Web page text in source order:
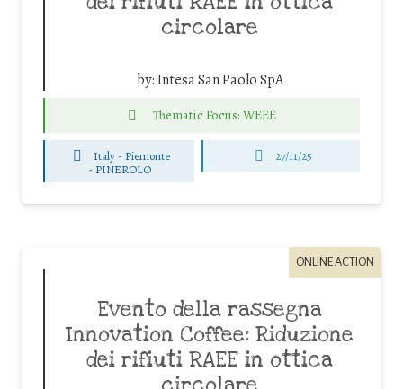
circolare
by:Intesa San Paolo SpA
Thematic Focus: WEEE
Italy - Piemonte
- PINEROLO
27/11/25
ONLINE ACTION
Evento della rassegna
Innovation Coffee: Riduzione
dei rifiuti RAEE in ottica